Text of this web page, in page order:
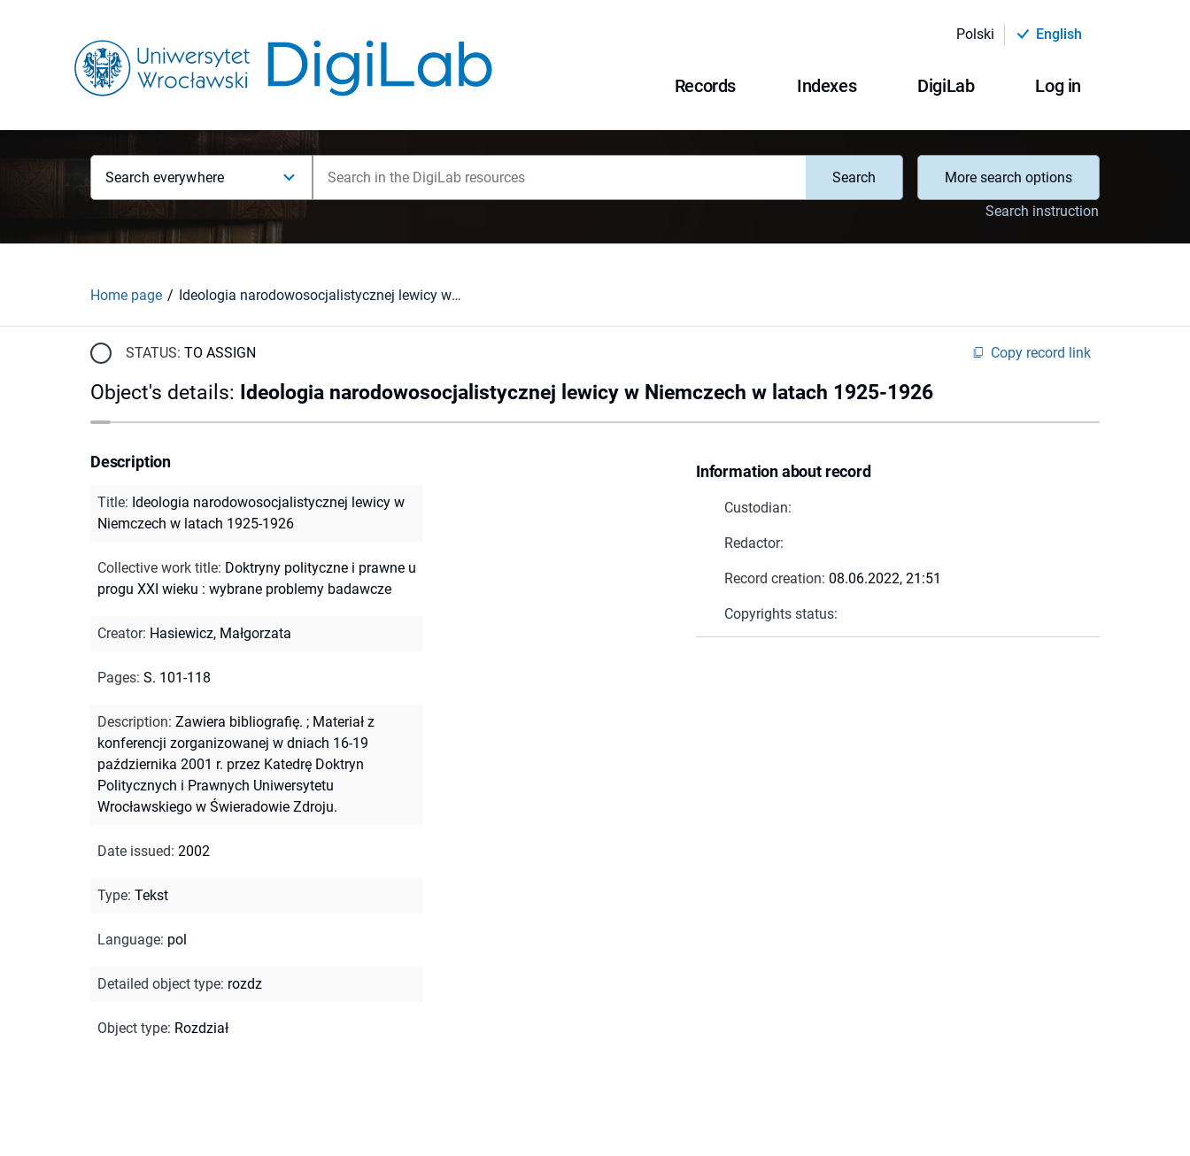
Polski English
Records Indexes DigiLab Log in
Search everywhere Search
More search options
Search instruction
Home page Ideologia narodowosocjalistycznej lewicy w Niemczech w latach 1925-1926
STATUS: TO ASSIGN Copy record link
Object's details: Ideologia narodowosocjalistycznej lewicy w Niemczech w latach 1925-1926
Information about record
Custodian:
Redactor:
Record creation: 08.06.2022, 21:51
Copyrights status:
Description
Title: Ideologia narodowosocjalistycznej lewicy w
Niemczech w latach 1925-1926
Collective work title: Doktryny polityczne i prawne u
progu XXI wieku : wybrane problemy badawcze
Creator: Hasiewicz, Małgorzata
Pages: S. 101-118
Description: Zawiera bibliografię. ; Materiał z
konferencji zorganizowanej w dniach 16-19
października 2001 r. przez Katedrę Doktryn
Politycznych i Prawnych Uniwersytetu
Wrocławskiego w Świeradowie Zdroju.
Date issued: 2002
Type: Tekst
Language: pol
Detailed object type: rozdz
Object type: Rozdział